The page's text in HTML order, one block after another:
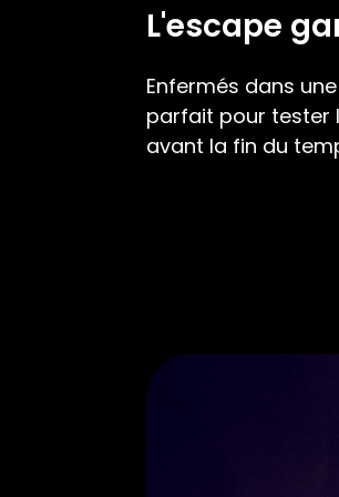
L'escape
Enfermés dans
parfait pour tester
avant la fin du